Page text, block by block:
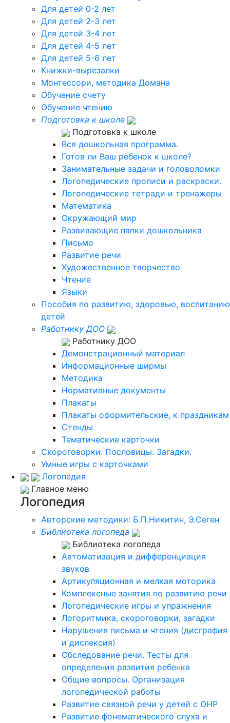
Для детей 0-2 лет
Для детей 2-3 лет
Для детей 3-4 лет
Для детей 4-5 лет
Для детей 5-6 лет
Книжки-вырезалки
Монтессори, методика Домана
Обучение счету
Обучение чтению
Подготовка к школе
Подготовка к школе
Вся дошкольная программа.
Готов ли Ваш ребенок к школе?
Занимательные задачи и головоломки
Логопедические прописи и раскраски.
Логопедические тетради и тренажеры
Математика
Окружающий мир
Развивающие папки дошкольника
Письмо
Развитие речи
Художественное творчество
Чтение
Языки
Пособия по развитию, здоровью, воспитанию
детей
Работнику ДОО
Работнику ДОО
Демонстрационный материал
Информационные ширмы
Методика
Нормативные документы
Плакаты
Плакаты оформительские, к праздникам
Стенды
Тематические карточки
Скороговорки. Пословицы. Загадки.
Умные игры с карточками
Логопедия
Главное меню
Логопедия
Авторские методики: Б.П.Никитин, Э.Сеген
Библиотека логопеда
Библиотека логопеда
Автоматизация и дифференциация
звуков
Артикуляционная и мелкая моторика
Комплексные занятия по развитию речи
Логопедические игры и упражнения
Логоритмика, скороговорки, загадки
Нарушения письма и чтения (дисграфия
и дислексия)
Обследование речи. Тесты для
определения развития ребенка
Общие вопросы. Организация
логопедической работы
Развитие связной речи у детей с ОНР
Развитие фонематического слуха и